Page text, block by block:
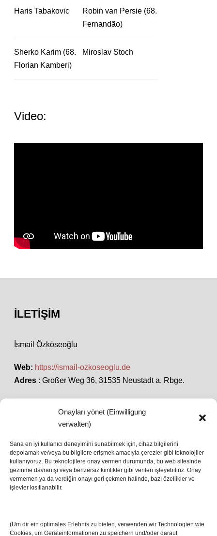
Onayları yönet (Einwilligung
verwalten)
Sana en iyi kullanıcı deneyimini sunabilmek için, cihaz bilgilerini
depolamak ve/veya bu bilgilere erişmek amacıyla çerezler gibi teknolojiler
kullanıyoruz. Bu teknolojilere onay vermen durumunda, bu web sitesinde
gezinme davranışı veya benzersiz kimlikler gibi verileri işleyebiliriz. Onay
vermemen ya da verdiğin onayı geri çekmen halinde, bazı özellikler ve
işlevler kısıtlanabilir.
(Um dir ein optimales Erlebnis zu bieten, verwenden wir Technologien wie
Cookies, um Geräteinformationen zu speichern und/oder darauf
Haris Tabakovic
Robin van Persie (68.
Fernandão)
Sherko Karim (68.
Florian Kamberi)
Miroslav Stoch
Video:
İLETIŞIM
İsmail Özköseoğlu
Web: https://ismail-ozkoseoglu.de
Adres : Großer Weg 36, 31535 Neustadt a. Rbge.
SON HABERLER
İstanbul’da Avrupa Ligi Finali: Freiburg ve Aston
Villa Boğaz’da Tarih Yazmaya Hazırlanıyor
08 May 2026
17 Nis 2026